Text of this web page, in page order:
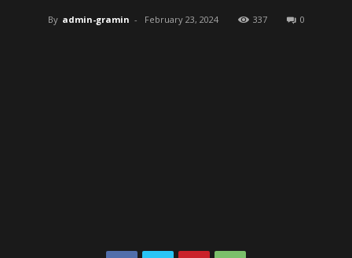
By admin-gramin - February 23, 2024 337 0